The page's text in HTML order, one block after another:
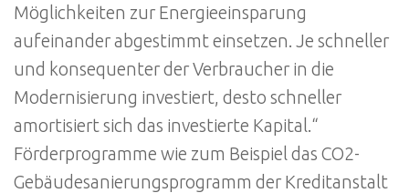
Möglichkeiten zur Energieeinsparung
aufeinander abgestimmt einsetzen. Je schneller
und konsequenter der Verbraucher in die
Modernisierung investiert, desto schneller
amortisiert sich das investierte Kapital.“
Förderprogramme wie zum Beispiel das CO2-
Gebäudesanierungsprogramm der Kreditanstalt